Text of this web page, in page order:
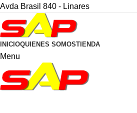
Avda Brasil 840 - Linares
INICIOQUIENES SOMOSTIENDA
Menu